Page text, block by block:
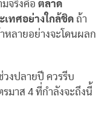
จริงคือ ตลาด
เทศอย่างใกล้ชิด ถ้า
หลายอย่างจะโดนผลก
งปลายปี ควรรีบ
มาส 4 ที่กำลังจะถึงนี้